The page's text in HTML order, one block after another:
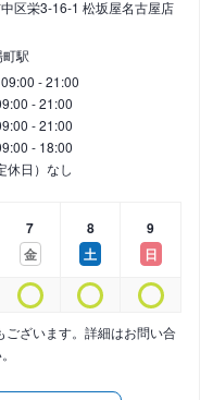
区栄3-16-1 松坂屋名古屋店
駅
09:00 - 21:00
- 21:00
- 21:00
- 18:00
休日）なし
7
金
8
土
9
日
ざいます。詳細はお問い合